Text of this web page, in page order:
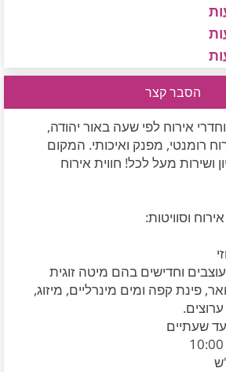
הסבר קצר
אירוח לפי שעה באור יהודה,
רומנטי, מפנק ואיכותי. המקום
ושירות מעל לכל! חווית אירוח
וסוויטות:
וחדישים בהם מיטה זוגית
פינת קפה ומים מינרליים, מיזוג,